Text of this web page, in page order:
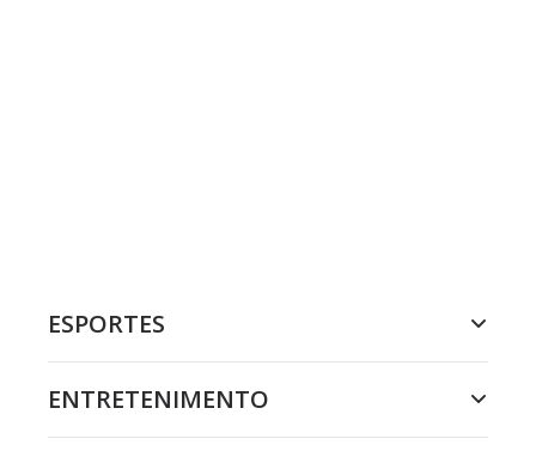
ESPORTES
ENTRETENIMENTO